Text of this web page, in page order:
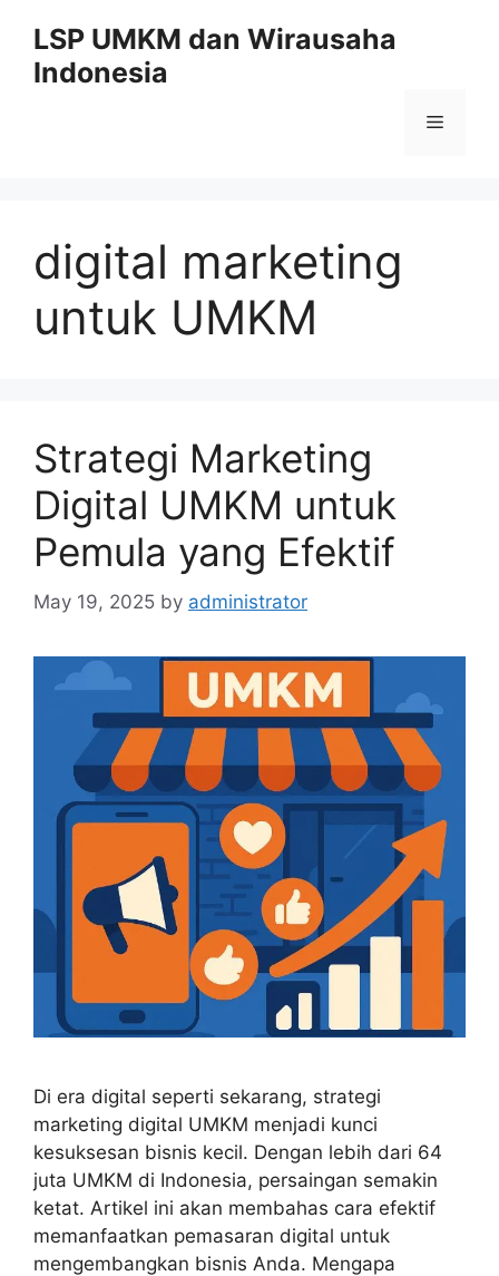
content
LSP UMKM dan Wirausaha
Indonesia
Menu
digital marketing
untuk UMKM
Strategi Marketing
Digital UMKM untuk
Pemula yang Efektif
May 19, 2025 by administrator
Di era digital seperti sekarang, strategi
marketing digital UMKM menjadi kunci
kesuksesan bisnis kecil. Dengan lebih dari 64
juta UMKM di Indonesia, persaingan semakin
ketat. Artikel ini akan membahas cara efektif
memanfaatkan pemasaran digital untuk
mengembangkan bisnis Anda. Mengapa